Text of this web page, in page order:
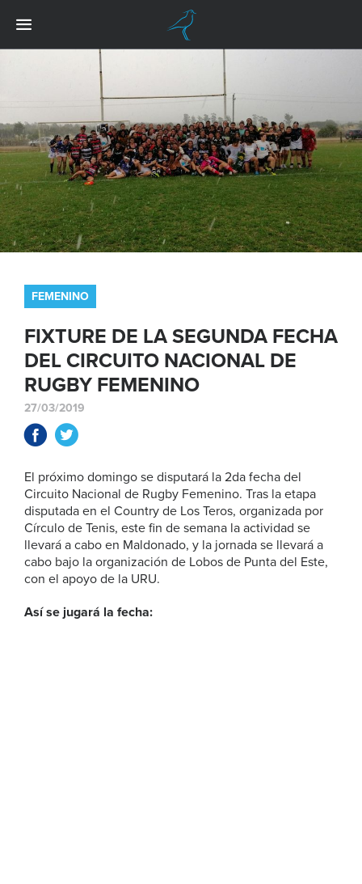
FEMENINO
FIXTURE DE LA SEGUNDA FECHA
DEL CIRCUITO NACIONAL DE
RUGBY FEMENINO
27/03/2019
El próximo domingo se disputará la 2da fecha del
Circuito Nacional de Rugby Femenino. Tras la etapa
disputada en el Country de Los Teros, organizada por
Círculo de Tenis, este fin de semana la actividad se
llevará a cabo en Maldonado, y la jornada se llevará a
cabo bajo la organización de Lobos de Punta del Este,
con el apoyo de la URU.
Así se jugará la fecha: